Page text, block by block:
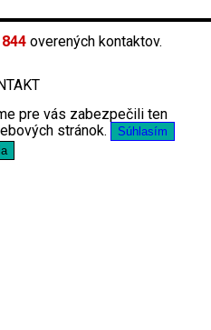
844overených kontaktov.
pre vás zabezpečili ten
stránok.
Súhlasím